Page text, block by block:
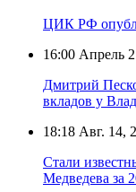
ЦИК РФ
16:00 Апрель
Дмитрий
вкладов у
18:18 Авг. 14,
Стали
Медведева за